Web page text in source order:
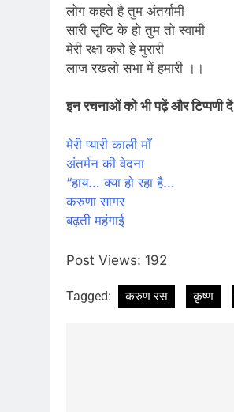
लोग कहते है तुम अंतर्यामी
सारी सृष्टि के हो तुम तो स्वामी
मेरी रक्षा करो हे मुरारी
लाज रखलो सभा में हमारी ।।
इन रचनाओं को भी पढ़ें और टिप्पणी दें
मेरी प्यारी काली माँ
अंतर्मन की वेदना
“हाय… क्या हो रहा है…
करुणा सागर
बढ़ती महंगाई
Post Views: 192
Tagged: करुण रस कृष्ण